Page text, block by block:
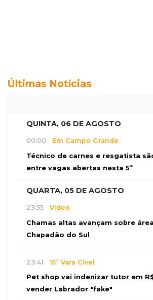
Últimas Notícias
QUINTA, 06 DE AGOSTO
00:00 Em Campo Grande
Técnico de carnes e resgatista
entre vagas abertas nesta 5ª
QUARTA, 05 DE AGOSTO
23:55 Vídeo
Chamas altas avançam sobre
Chapadão do Sul
23:41 15ª Vara Cível
Pet shop vai indenizar tutor em
vender Labrador "fake"